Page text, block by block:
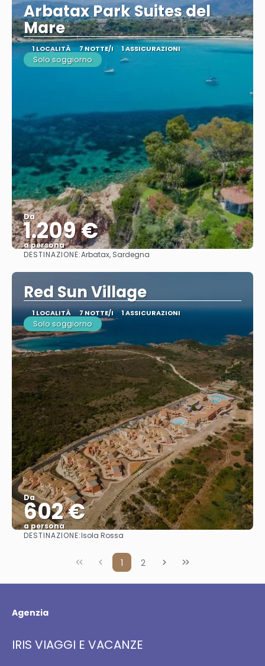
Arbatax Park Suites del
Mare
1 LOCALITÀ 7 NOTTE/I 1 ASSICURAZIONI
Solo soggiorno
Da
1.209 €
a persona
Vedere
DESTINAZIONE:Arbatax, Sardegna
Red Sun Village
1 LOCALITÀ 7 NOTTE/I 1 ASSICURAZIONI
Solo soggiorno
Da
602 €
a persona
Vedere
DESTINAZIONE:Isola Rossa
1 2
Agenzia
IRIS VIAGGI E VACANZE